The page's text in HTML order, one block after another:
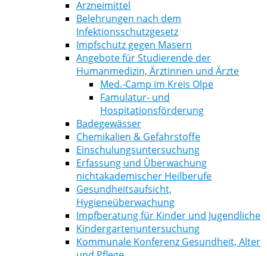
Arzneimittel
Belehrungen nach dem
Infektionsschutzgesetz
Impfschutz gegen Masern
Angebote für Studierende der
Humanmedizin, Ärztinnen und Ärzte
Med.-Camp im Kreis Olpe
Famulatur- und
Hospitationsförderung
Badegewässer
Chemikalien & Gefahrstoffe
Einschulungsuntersuchung
Erfassung und Überwachung
nichtakademischer Heilberufe
Gesundheitsaufsicht,
Hygieneüberwachung
Impfberatung für Kinder und Jugendliche
Kindergartenuntersuchung
Kommunale Konferenz Gesundheit, Alter